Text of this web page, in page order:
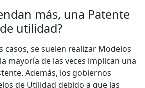
más, una Patente
utilidad?
casos, se suelen realizar Modelos
mayoría de las veces implican una
Además, los gobiernos
de Utilidad debido a que las